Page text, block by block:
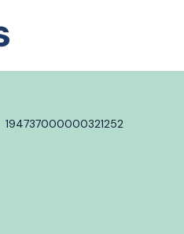
194737000000321252